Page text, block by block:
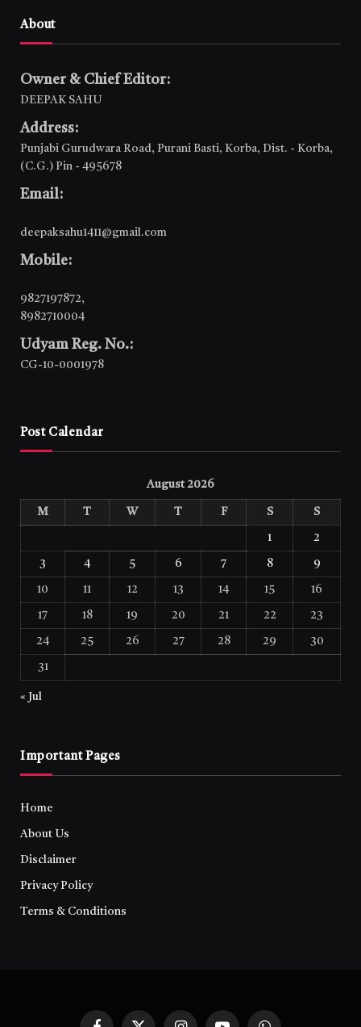
About
Owner & Chief Editor:
DEEPAK SAHU
Address:
Punjabi Gurudwara Road, Purani Basti, Korba, Dist. - Korba,
(C.G.) Pin - 495678
Email:
deepaksahu1411@gmail.com
Mobile:
9827197872,
8982710004
Udyam Reg. No.:
CG-10-0001978
Post Calendar
August 2026
M T W T F S S
1 2
3 4 5 6 7 8 9
10 11 12 13 14 15 16
17 18 19 20 21 22 23
24 25 26 27 28 29 30
31
« Jul
Important Pages
Home
About Us
Disclaimer
Privacy Policy
Terms & Conditions